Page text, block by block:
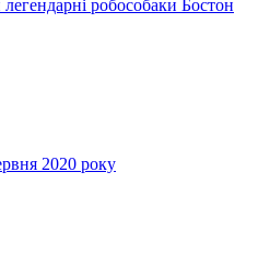
робособаки Бостон
2020 року